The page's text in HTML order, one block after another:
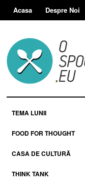
Acasa Despre Noi
TEMA LUNII
FOOD FOR THOUGHT
CASA DE CULTURĂ
THINK TANK